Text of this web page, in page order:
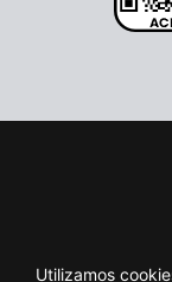
Utilizamos